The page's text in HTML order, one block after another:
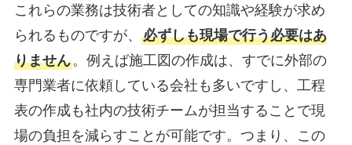
これらの業務は技術者としての知識や経験が求め
られるものですが、 必ずしも現場で行う必要はあ
りません。例えば施工図の作成は、すでに外部の
専門業者に依頼している会社も多いですし、工程
表の作成も社内の技術チームが担当することで現
場の負担を減らすことが可能です。つまり、この